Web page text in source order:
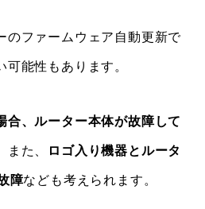
のファームウェア自動更新で
能性もあります。
合、ルーター本体が故障して
また、 ロゴ入り機器とルータ
障なども考えられます。